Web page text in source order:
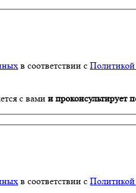
в соответствии с
с вами и проконсультирует
в соответствии с